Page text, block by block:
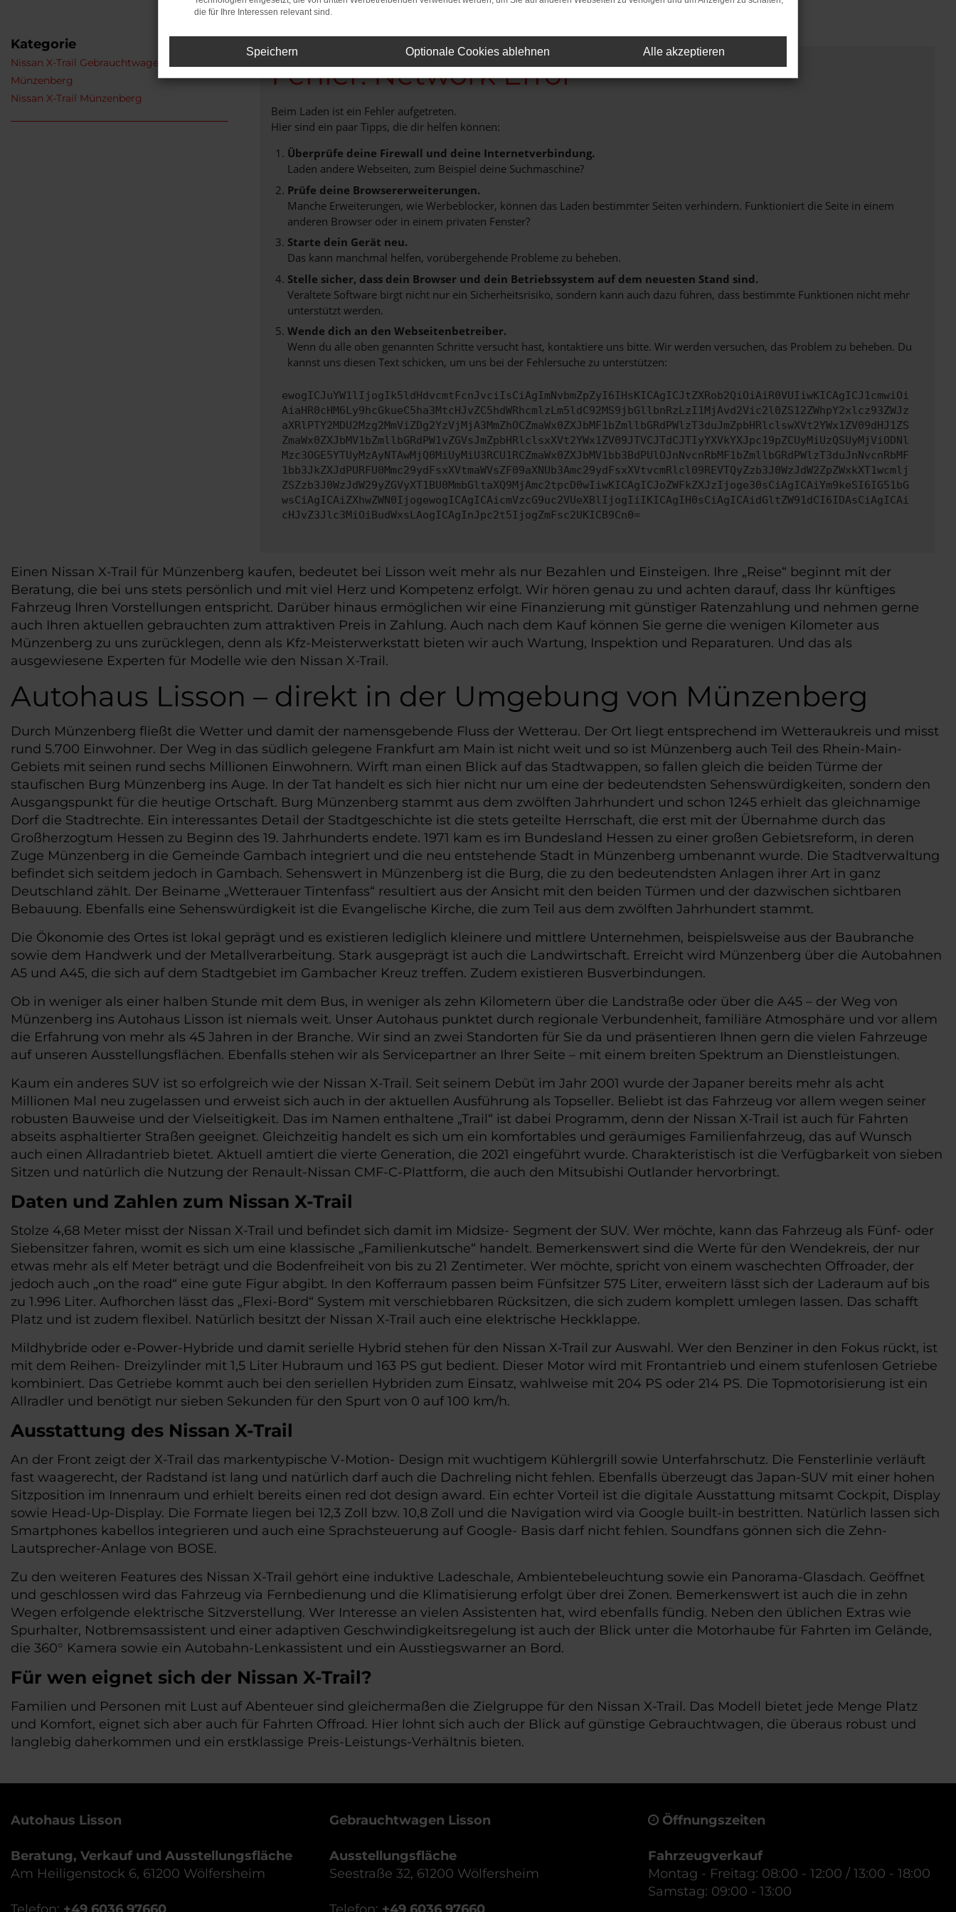
Kategorie
Nissan X-Trail Gebrauchtwagen
Münzenberg
Nissan X-Trail Münzenberg
Fehler: Network Error
Beim Laden ist ein Fehler aufgetreten.
Hier sind ein paar Tipps, die dir helfen können:
Überprüfe deine Firewall und deine Internetverbindung.
Laden andere Webseiten, zum Beispiel deine Suchmaschine?
Prüfe deine Browsererweiterungen.
Manche Erweiterungen, wie Werbeblocker, können das Laden bestimmter Seiten verhindern. Funktioniert die Seite in einem
anderen Browser oder in einem privaten Fenster?
Starte dein Gerät neu.
Das kann manchmal helfen, vorübergehende Probleme zu beheben.
Stelle sicher, dass dein Browser und dein Betriebssystem auf dem neuesten Stand sind.
Veraltete Software birgt nicht nur ein Sicherheitsrisiko, sondern kann auch dazu führen, dass bestimmte Funktionen nicht mehr
unterstützt werden.
Wende dich an den Webseitenbetreiber.
Wenn du alle oben genannten Schritte versucht hast, kontaktiere uns bitte. Wir werden versuchen, das Problem zu beheben. Du
kannst uns diesen Text schicken, um uns bei der Fehlersuche zu unterstützen:
ewogICJuYW1lIjogIk5ldHdvcmtFcnJvciIsCiAgImNvbmZpZyI6IHsKICAgICJtZXRob2QiOiAiR0VUIiwKICAgICJ1cmwiOi
AiaHR0cHM6Ly9hcGkueC5ha3MtcHJvZC5hdWRhcmlzLm5ldC92MS9jbGllbnRzLzI1MjAvd2Vic2l0ZS12ZWhpY2xlcz93ZWJz
aXRlPTY2MDU2Mzg2MmViZDg2YzVjMjA3MmZhOCZmaWx0ZXJbMF1bZmllbGRdPWlzT3duJmZpbHRlclswXVt2YWx1ZV09dHJ1ZS
ZmaWx0ZXJbMV1bZmllbGRdPW1vZGVsJmZpbHRlclsxXVt2YWx1ZV09JTVCJTdCJTIyYXVkYXJpc19pZCUyMiUzQSUyMjViODNl
Mzc3OGE5YTUyMzAyNTAwMjQ0MiUyMiU3RCU1RCZmaWx0ZXJbMV1bb3BdPUlOJnNvcnRbMF1bZmllbGRdPWlzT3duJnNvcnRbMF
1bb3JkZXJdPURFU0Mmc29ydFsxXVtmaWVsZF09aXNUb3Amc29ydFsxXVtvcmRlcl09REVTQyZzb3J0WzJdW2ZpZWxkXT1wcmlj
ZSZzb3J0WzJdW29yZGVyXT1BU0MmbGltaXQ9MjAmc2tpcD0wIiwKICAgICJoZWFkZXJzIjoge30sCiAgICAiYm9keSI6IG51bG
wsCiAgICAiZXhwZWN0IjogewogICAgICAicmVzcG9uc2VUeXBlIjogIiIKICAgIH0sCiAgICAidGltZW91dCI6IDAsCiAgICAi
cHJvZ3Jlc3MiOiBudWxsLAogICAgInJpc2t5IjogZmFsc2UKICB9Cn0=
Einen Nissan X-Trail für Münzenberg kaufen, bedeutet bei Lisson weit mehr als nur Bezahlen und Einsteigen. Ihre „Reise“ beginnt mit der
Beratung, die bei uns stets persönlich und mit viel Herz und Kompetenz erfolgt. Wir hören genau zu und achten darauf, dass Ihr künftiges
Fahrzeug Ihren Vorstellungen entspricht. Darüber hinaus ermöglichen wir eine Finanzierung mit günstiger Ratenzahlung und nehmen gerne
auch Ihren aktuellen gebrauchten zum attraktiven Preis in Zahlung. Auch nach dem Kauf können Sie gerne die wenigen Kilometer aus
Münzenberg zu uns zurücklegen, denn als Kfz-Meisterwerkstatt bieten wir auch Wartung, Inspektion und Reparaturen. Und das als
ausgewiesene Experten für Modelle wie den Nissan X-Trail.
Autohaus Lisson – direkt in der Umgebung von Münzenberg
Durch Münzenberg fließt die Wetter und damit der namensgebende Fluss der Wetterau. Der Ort liegt entsprechend im Wetteraukreis und misst
rund 5.700 Einwohner. Der Weg in das südlich gelegene Frankfurt am Main ist nicht weit und so ist Münzenberg auch Teil des Rhein-Main-
Gebiets mit seinen rund sechs Millionen Einwohnern. Wirft man einen Blick auf das Stadtwappen, so fallen gleich die beiden Türme der
staufischen Burg Münzenberg ins Auge. In der Tat handelt es sich hier nicht nur um eine der bedeutendsten Sehenswürdigkeiten, sondern den
Ausgangspunkt für die heutige Ortschaft. Burg Münzenberg stammt aus dem zwölften Jahrhundert und schon 1245 erhielt das gleichnamige
Dorf die Stadtrechte. Ein interessantes Detail der Stadtgeschichte ist die stets geteilte Herrschaft, die erst mit der Übernahme durch das
Großherzogtum Hessen zu Beginn des 19. Jahrhunderts endete. 1971 kam es im Bundesland Hessen zu einer großen Gebietsreform, in deren
Zuge Münzenberg in die Gemeinde Gambach integriert und die neu entstehende Stadt in Münzenberg umbenannt wurde. Die Stadtverwaltung
befindet sich seitdem jedoch in Gambach. Sehenswert in Münzenberg ist die Burg, die zu den bedeutendsten Anlagen ihrer Art in ganz
Deutschland zählt. Der Beiname „Wetterauer Tintenfass“ resultiert aus der Ansicht mit den beiden Türmen und der dazwischen sichtbaren
Bebauung. Ebenfalls eine Sehenswürdigkeit ist die Evangelische Kirche, die zum Teil aus dem zwölften Jahrhundert stammt.
Die Ökonomie des Ortes ist lokal geprägt und es existieren lediglich kleinere und mittlere Unternehmen, beispielsweise aus der Baubranche
sowie dem Handwerk und der Metallverarbeitung. Stark ausgeprägt ist auch die Landwirtschaft. Erreicht wird Münzenberg über die Autobahnen
A5 und A45, die sich auf dem Stadtgebiet im Gambacher Kreuz treffen. Zudem existieren Busverbindungen.
Ob in weniger als einer halben Stunde mit dem Bus, in weniger als zehn Kilometern über die Landstraße oder über die A45 – der Weg von
Münzenberg ins Autohaus Lisson ist niemals weit. Unser Autohaus punktet durch regionale Verbundenheit, familiäre Atmosphäre und vor allem
die Erfahrung von mehr als 45 Jahren in der Branche. Wir sind an zwei Standorten für Sie da und präsentieren Ihnen gern die vielen Fahrzeuge
auf unseren Ausstellungsflächen. Ebenfalls stehen wir als Servicepartner an Ihrer Seite – mit einem breiten Spektrum an Dienstleistungen.
Kaum ein anderes SUV ist so erfolgreich wie der Nissan X-Trail. Seit seinem Debüt im Jahr 2001 wurde der Japaner bereits mehr als acht
Millionen Mal neu zugelassen und erweist sich auch in der aktuellen Ausführung als Topseller. Beliebt ist das Fahrzeug vor allem wegen seiner
robusten Bauweise und der Vielseitigkeit. Das im Namen enthaltene „Trail“ ist dabei Programm, denn der Nissan X-Trail ist auch für Fahrten
abseits asphaltierter Straßen geeignet. Gleichzeitig handelt es sich um ein komfortables und geräumiges Familienfahrzeug, das auf Wunsch
auch einen Allradantrieb bietet. Aktuell amtiert die vierte Generation, die 2021 eingeführt wurde. Charakteristisch ist die Verfügbarkeit von sieben
Sitzen und natürlich die Nutzung der Renault-Nissan CMF-C-Plattform, die auch den Mitsubishi Outlander hervorbringt.
Daten und Zahlen zum Nissan X-Trail
Stolze 4,68 Meter misst der Nissan X-Trail und befindet sich damit im Midsize- Segment der SUV. Wer möchte, kann das Fahrzeug als Fünf- oder
Siebensitzer fahren, womit es sich um eine klassische „Familienkutsche“ handelt. Bemerkenswert sind die Werte für den Wendekreis, der nur
etwas mehr als elf Meter beträgt und die Bodenfreiheit von bis zu 21 Zentimeter. Wer möchte, spricht von einem waschechten Offroader, der
jedoch auch „on the road“ eine gute Figur abgibt. In den Kofferraum passen beim Fünfsitzer 575 Liter, erweitern lässt sich der Laderaum auf bis
zu 1.996 Liter. Aufhorchen lässt das „Flexi-Bord“ System mit verschiebbaren Rücksitzen, die sich zudem komplett umlegen lassen. Das schafft
Platz und ist zudem flexibel. Natürlich besitzt der Nissan X-Trail auch eine elektrische Heckklappe.
Mildhybride oder e-Power-Hybride und damit serielle Hybrid stehen für den Nissan X-Trail zur Auswahl. Wer den Benziner in den Fokus rückt, ist
mit dem Reihen- Dreizylinder mit 1,5 Liter Hubraum und 163 PS gut bedient. Dieser Motor wird mit Frontantrieb und einem stufenlosen Getriebe
kombiniert. Das Getriebe kommt auch bei den seriellen Hybriden zum Einsatz, wahlweise mit 204 PS oder 214 PS. Die Topmotorisierung ist ein
Allradler und benötigt nur sieben Sekunden für den Spurt von 0 auf 100 km/h.
Ausstattung des Nissan X-Trail
An der Front zeigt der X-Trail das markentypische V-Motion- Design mit wuchtigem Kühlergrill sowie Unterfahrschutz. Die Fensterlinie verläuft
fast waagerecht, der Radstand ist lang und natürlich darf auch die Dachreling nicht fehlen. Ebenfalls überzeugt das Japan-SUV mit einer hohen
Sitzposition im Innenraum und erhielt bereits einen red dot design award. Ein echter Vorteil ist die digitale Ausstattung mitsamt Cockpit, Display
sowie Head-Up-Display. Die Formate liegen bei 12,3 Zoll bzw. 10,8 Zoll und die Navigation wird via Google built-in bestritten. Natürlich lassen sich
Smartphones kabellos integrieren und auch eine Sprachsteuerung auf Google- Basis darf nicht fehlen. Soundfans gönnen sich die Zehn-
Lautsprecher-Anlage von BOSE.
Zu den weiteren Features des Nissan X-Trail gehört eine induktive Ladeschale, Ambientebeleuchtung sowie ein Panorama-Glasdach. Geöffnet
und geschlossen wird das Fahrzeug via Fernbedienung und die Klimatisierung erfolgt über drei Zonen. Bemerkenswert ist auch die in zehn
Wegen erfolgende elektrische Sitzverstellung. Wer Interesse an vielen Assistenten hat, wird ebenfalls fündig. Neben den üblichen Extras wie
Spurhalter, Notbremsassistent und einer adaptiven Geschwindigkeitsregelung ist auch der Blick unter die Motorhaube für Fahrten im Gelände,
die 360° Kamera sowie ein Autobahn-Lenkassistent und ein Ausstiegswarner an Bord.
Für wen eignet sich der Nissan X-Trail?
Familien und Personen mit Lust auf Abenteuer sind gleichermaßen die Zielgruppe für den Nissan X-Trail. Das Modell bietet jede Menge Platz
und Komfort, eignet sich aber auch für Fahrten Offroad. Hier lohnt sich auch der Blick auf günstige Gebrauchtwagen, die überaus robust und
langlebig daherkommen und ein erstklassige Preis-Leistungs-Verhältnis bieten.
Autohaus Lisson
Beratung, Verkauf und Ausstellungsfläche
Am Heiligenstock 6, 61200 Wölfersheim
Telefon: +49 6036 97660
Gebrauchtwagen Lisson
Ausstellungsfläche
Seestraße 32, 61200 Wölfersheim
Telefon: +49 6036 97660
Öffnungszeiten
Fahrzeugverkauf
Montag - Freitag: 08:00 - 12:00 / 13:00 - 18:00
Samstag: 09:00 - 13:00
die für Ihre Interessen relevant sind.
Speichern Optionale Cookies ablehnen Alle akzeptieren